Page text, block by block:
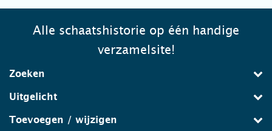
Alle schaatshistorie op één handige
verzamelsite!
Zoeken
Uitgelicht
Toevoegen / wijzigen